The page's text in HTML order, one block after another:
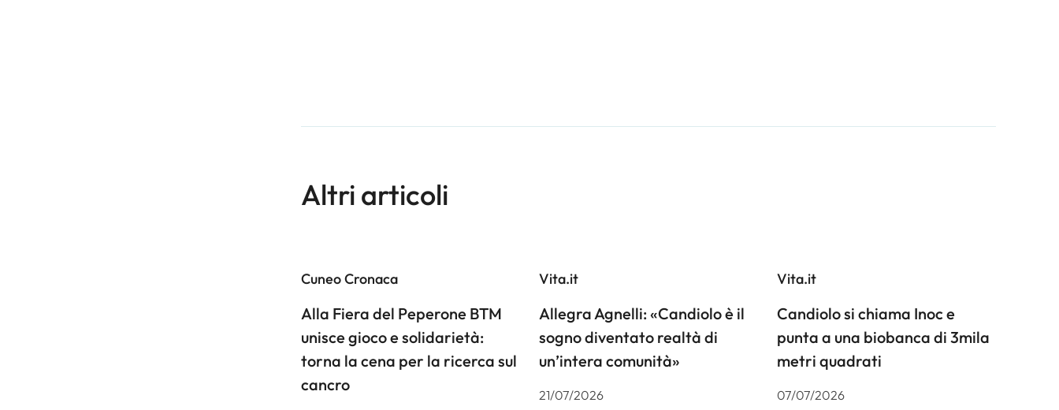
Altri articoli
Cuneo Cronaca
Alla Fiera del Peperone BTM
unisce gioco e solidarietà:
torna la cena per la ricerca sul
cancro
Vita.it
Allegra Agnelli: «Candiolo è il
sogno diventato realtà di
un’intera comunità»
21/07/2026
Vita.it
Candiolo si chiama Inoc e
punta a una biobanca di 3mila
metri quadrati
07/07/2026